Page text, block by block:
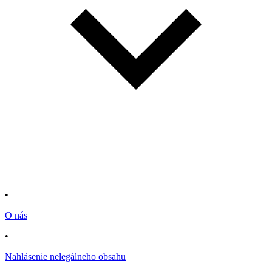
•
O nás
•
Nahlásenie nelegálneho obsahu